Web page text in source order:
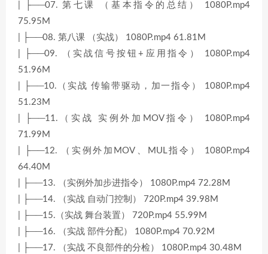
| ├──07. 第七课 （基本指令的总结） 1080P.mp4
75.95M
| ├──08. 第八课 （实战） 1080P.mp4 61.81M
| ├──09. （实战信号按钮+应用指令） 1080P.mp4
51.96M
| ├──10.（实战 传输带驱动，加一指令） 1080P.mp4
51.23M
| ├──11.（实战 实例外加MOV指令） 1080P.mp4
71.99M
| ├──12. （实例外加MOV、MUL指令） 1080P.mp4
64.40M
| ├──13. （实例外加步进指令） 1080P.mp4 72.28M
| ├──14. （实战 自动门控制） 720P.mp4 39.98M
| ├──15.（实战 舞台装置） 720P.mp4 55.99M
| ├──16. （实战 部件分配） 1080P.mp4 70.92M
| ├──17. （实战 不良部件的分检） 1080P.mp4 30.48M